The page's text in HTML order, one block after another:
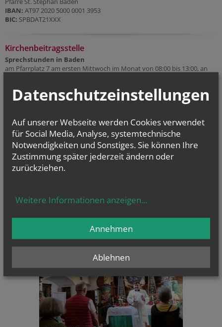
IBAN: AT97 2020 5000 0001 3953
BIC: SPBDAT21XXX
Kirchenbeitragsstelle
Sprechstunden in Baden
am Pfarrplatz 7 am ersten Mittwoch im Monat von 08:00 bis 13:00, an
04. 11. 2026
CHRONIK
Datenschutzeinstellungen
Auf unserer Webseite werden Cookies verwendet
für Social Media, Analyse, systemtechnische
Notwendigkeiten und Sonstiges. Sie können Ihre
Zustimmung später jederzeit ändern oder
zurückziehen.
Weitere Informationen anzeigen...
Ablehnen
Annehmen